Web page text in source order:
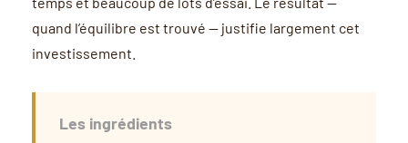
quand l’équilibre est trouvé — justifie largement cet
investissement.
Les ingrédients